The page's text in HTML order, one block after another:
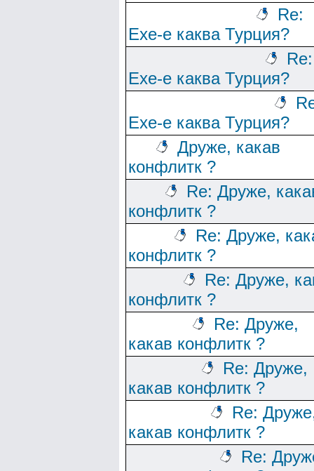
Re:
Ехе-е каква Турция?
Re:
Ехе-е каква Турция?
Ехе-е каква Турция?
Друже, какав
конфлитк ?
Re: Друже,
конфлитк ?
Re: Друже,
конфлитк ?
Re: Друже,
конфлитк ?
Re: Друже,
какав конфлитк ?
Re: Друже,
какав конфлитк ?
Re:
какав конфлитк ?
Re: